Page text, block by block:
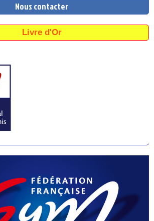
Nous contacter
Livre d'Or